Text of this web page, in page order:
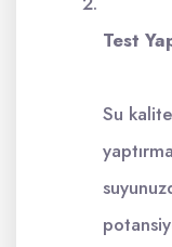
Test
Su